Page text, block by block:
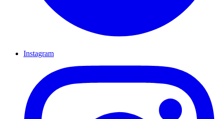
Instagram